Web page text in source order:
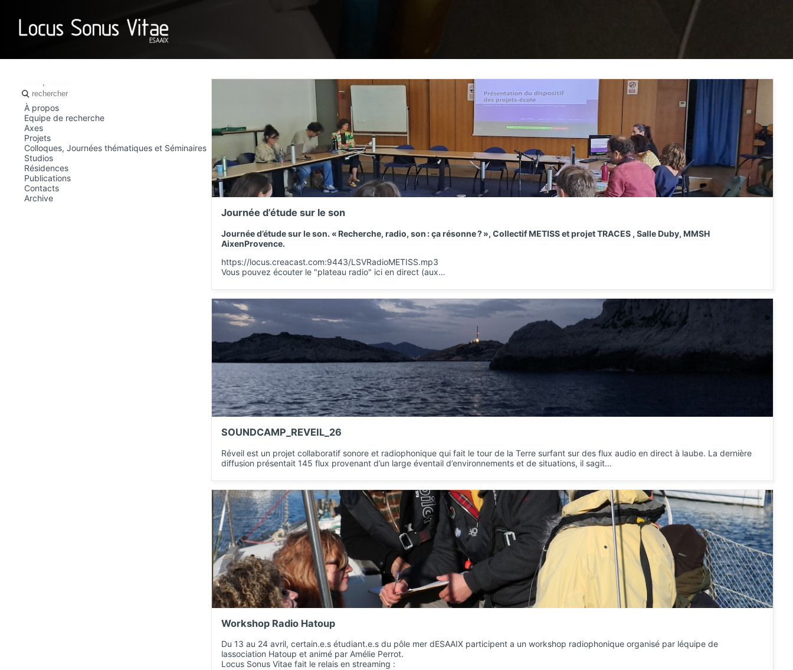
LOCUS SONUS VITAE
,
À propos
Equipe de recherche
Axes
Projets
Colloques, Journées thématiques et Séminaires
Studios
Résidences
Publications
Contacts
Archive
Journée d’étude sur le son
Journée d’étude sur le son. « Recherche, radio, son : ça résonne ? », Collectif METISS et projet TRACES , Salle Duby, MMSH
AixenProvence.
https://locus.creacast.com:9443/LSVRadioMETISS.mp3
Vous pouvez écouter le "plateau radio" ici en direct (aux…
SOUNDCAMP_REVEIL_26
Réveil est un projet collaboratif sonore et radiophonique qui fait le tour de la Terre surfant sur des flux audio en direct à laube. La dernière
diffusion présentait 145 flux provenant d’un large éventail d’environnements et de situations, il sagit…
Workshop Radio Hatoup
Du 13 au 24 avril, certain.e.s étudiant.e.s du pôle mer dESAAIX participent a un workshop radiophonique organisé par léquipe de
lassociation Hatoup et animé par Amélie Perrot.
Locus Sonus Vitae fait le relais en streaming :